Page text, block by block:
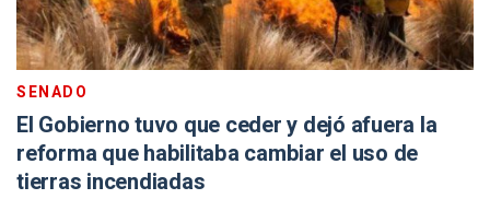
SENADO
El Gobierno tuvo que ceder y dejó afuera la
reforma que habilitaba cambiar el uso de
tierras incendiadas